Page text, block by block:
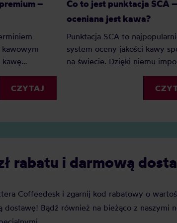
–
kawę
co z kawą
chwyt
ocena
do domu?
CZYTAJ
Co to jest punktacja SCA
oceniana jest kawa?
Punktacja SCA to
system oceny jakości kawy
na świecie. Dzięki niemu
palarnie i konsumenci mogą
porównywać kawy według
jednolitych kryteriów. Z tego
znaczenie?
rabatu i darmową
Coffeedesk i zgarnij kod rabatowy o
dostawę! Bądź również na bieżąco z naszymi